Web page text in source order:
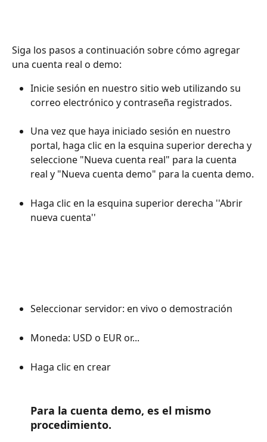
Siga los pasos a continuación sobre cómo agregar
una cuenta real o demo:
Inicie sesión en nuestro sitio web utilizando su
correo electrónico y contraseña registrados.
Una vez que haya iniciado sesión en nuestro
portal, haga clic en la esquina superior derecha y
seleccione "Nueva cuenta real" para la cuenta
real y "Nueva cuenta demo" para la cuenta demo.
Haga clic en la esquina superior derecha ''Abrir
nueva cuenta''
Seleccionar servidor: en vivo o demostración
Moneda: USD o EUR or...
Haga clic en crear
Para la cuenta demo, es el mismo
procedimiento.